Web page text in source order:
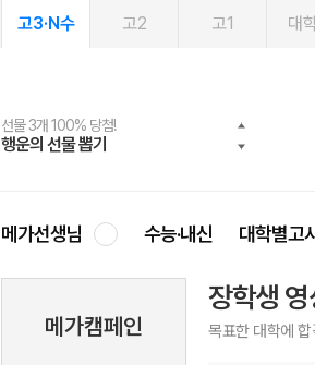
고3·N수 고2 고1 대
선물 3개 100% 당첨!
행운의 선물 뽑기
선물 100% 증정!
메가스터디 X 올리브
여름방학 스터디 캐시백
메가런 썸머스쿨
2027 러셀 단과
강사 공개선발
스마트러닝앱
설문 EVENT
메가패스
3일 무료 체험권
메가패스 수강생 무료혜택!
메가클럽 멤버십
사회공헌 캠페인
희망이룸 메가나눔
메가선생님 수능·내신 대학별고
메가캠페인
장학생
목표한 대학에